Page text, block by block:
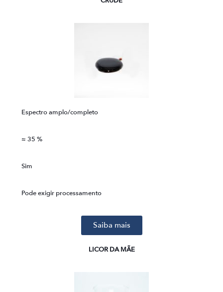
Espectro amplo/completo
≈ 35 %
Sim
Pode exigir processamento
Saiba mais
LICOR DA MÃE